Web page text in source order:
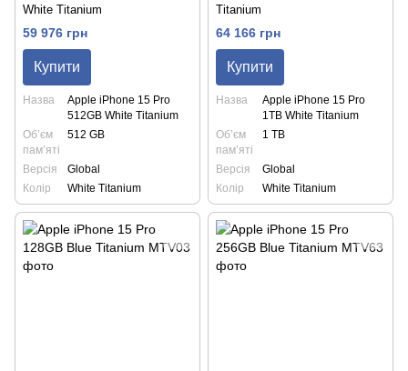
White Titanium
59 976 грн
Купити
Назва
Apple iPhone 15 Pro
512GB White Titanium
Обʼєм
памʼяті
512 GB
Версія
Global
Колір
White Titanium
Titanium
64 166 грн
Купити
Назва
Apple iPhone 15 Pro
1TB White Titanium
Обʼєм
памʼяті
1 TB
Версія
Global
Колір
White Titanium